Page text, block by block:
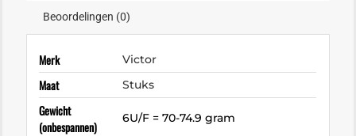
Beoordelingen (0)
Merk Victor
Maat Stuks
Gewicht
(onbespannen)
6U/F = 70-74.9 gram